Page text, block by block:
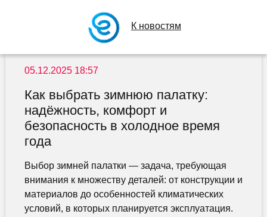
К новостям
05.12.2025 18:57
Как выбрать зимнюю палатку:
надёжность, комфорт и
безопасность в холодное время
года
Выбор зимней палатки — задача, требующая
внимания к множеству деталей: от конструкции и
материалов до особенностей климатических
условий, в которых планируется эксплуатация.